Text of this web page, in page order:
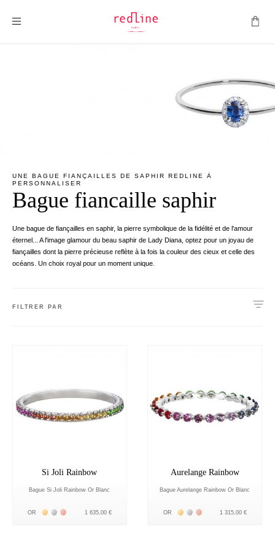
UNE BAGUE FIANÇAILLES DE SAPHIR REDLINE À
PERSONNALISER
Bague fiancaille saphir
Une bague de fiançailles en saphir, la pierre symbolique de la fidélité et de l'amour
éternel... A l'image glamour du beau saphir de Lady Diana, optez pour un joyau de
fiançailles dont la pierre précieuse reflète à la fois la couleur des cieux et celle des
océans. Un choix royal pour un moment unique.
FILTRER PAR
Si Joli Rainbow
Bague Si Joli Rainbow Or Blanc
OR Жёлтое золото 18К
Белое золото 18К
Розовое золото 18К
1 635,00 €
Aurelange Rainbow
Bague Aurelange Rainbow Or Blanc
OR Жёлтое золото 18К
Белое золото 18К
Розовое золото 18К
1 315,00 €